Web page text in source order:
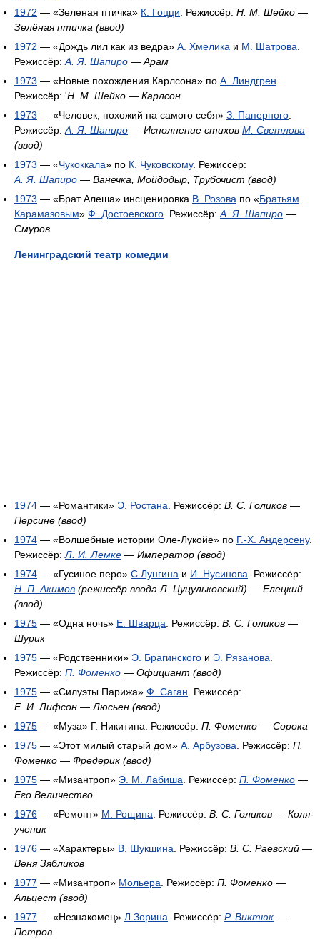
1972 — «Зеленая птичка» К. Гоцци. Режиссёр: Н. М. Шейко —
Зелёная птичка (ввод)
1972 — «Дождь лил как из ведра» А. Хмелика и М. Шатрова.
Режиссёр:А. Я. Шапиро —Арам
1973 — «Новые похождения Карлсона» по А. Линдгрен.
Режиссёр: 'Н. М. Шейко — Карлсон
1973 — «Человек, похожий на самого себя» З. Паперного.
Режиссёр:А. Я. Шапиро — Исполнение стихов М. Светлова
(ввод)
1973 — «Чукоккала» по К. Чуковскому. Режиссёр:
А. Я. Шапиро — Ванечка, Мойдодыр, Трубочист (ввод)
1973 — «Брат Алеша» инсценировка В. Розова по «Братьям
Карамазовым» Ф. Достоевского. Режиссёр:А. Я. Шапиро —
Смуров
Ленинградский театр комедии
1974 — «Романтики» Э. Ростана. Режиссёр: В. С. Голиков —
Персине (ввод)
1974 — «Волшебные истории Оле-Лукойе» по Г.-Х. Андерсену.
Режиссёр:Л. И. Лемке — Император (ввод)
1974 — «Гусиное перо» С.Лунгина и И. Нусинова. Режиссёр:
Н. П. Акимов (режиссёр ввода Л. Цуцульковский) — Елецкий
(ввод)
1975 — «Одна ночь» Е. Шварца. Режиссёр: В. С. Голиков —
Шурик
1975 — «Родственники» Э. Брагинского и Э. Рязанова.
Режиссёр: П. Фоменко — Официант (ввод)
1975 — «Силуэты Парижа» Ф. Саган. Режиссёр:
Е. И. Лифсон —Люсьен (ввод)
1975 — «Муза» Г. Никитина. Режиссёр: П. Фоменко — Сорока
1975 — «Этот милый старый дом» А. Арбузова. Режиссёр: П.
Фоменко — Фредерик (ввод)
1975 — «Мизантроп» Э. М. Лабиша. Режиссёр: П. Фоменко —
Его Величество
1976 — «Ремонт» М. Рощина. Режиссёр: В. С. Голиков — Коля-
ученик
1976 — «Характеры» В. Шукшина. Режиссёр: В. С. Раевский —
Веня Зябликов
1977 — «Мизантроп» Мольера. Режиссёр: П. Фоменко —
Альцест (ввод)
1977 — «Незнакомец» Л.Зорина. Режиссёр: Р. Виктюк —
Петров